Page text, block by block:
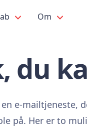
Om
du
e-mailtjeneste,
på. Her er to